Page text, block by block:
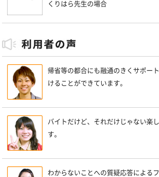
くりはら先生の場合
帰省等の都合にも融通のきくサポー
けることができています。
バイトだけど、それだけじゃない楽
す。
わからないことへの質疑応答による